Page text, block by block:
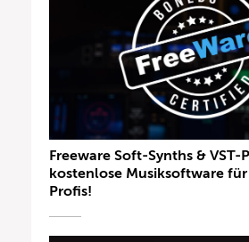
Freeware Soft-Synths & VST-
kostenlose Musiksoftware
Profis!